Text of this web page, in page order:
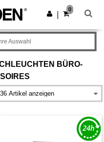
App holen
0
BÜRO-
Auswahl